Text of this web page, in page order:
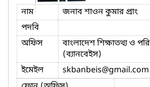
নাম
জনাব শাওন কুমার প্রাং
পদবি
অফিস
বাংলাদেশ শিক্ষাতথ্য ও
(ব্যানবেইস)
ইমেইল
skbanbeis@gmail.com